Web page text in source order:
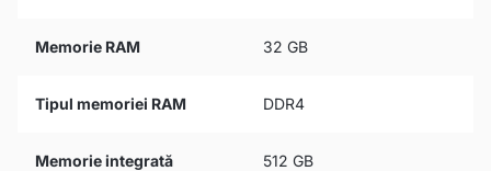
Memorie RAM 32 GB
Tipul memoriei RAM DDR4
Memorie integrată 512 GB